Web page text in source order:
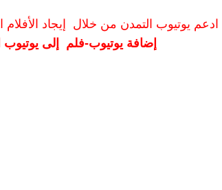
ادعم يوتيوب التمدن من خلال إيجاد الأفلام
إضافة يوتيوب-فلم إلى يوتيوب